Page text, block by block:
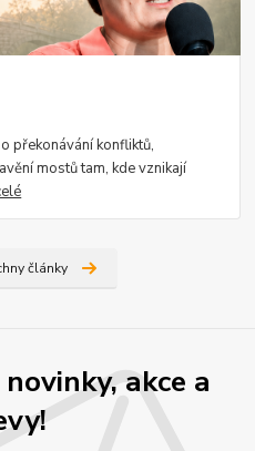
překonávání konfliktů,
mostů tam, kde vznikají
články
akce a